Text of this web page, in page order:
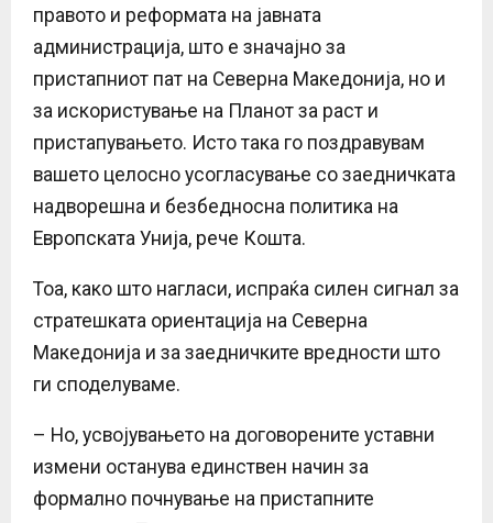
правото и реформата на јавната
администрација, што е значајно за
пристапниот пат на Северна Македонија, но и
за искористување на Планот за раст и
пристапувањето. Исто така го поздравувам
вашето целосно усогласување со заедничката
надворешна и безбедносна политика на
Европската Унија, рече Кошта.
Тоа, како што нагласи, испраќа силен сигнал за
стратешката ориентација на Северна
Македонија и за заедничките вредности што
ги споделуваме.
– Но, усвојувањето на договорените уставни
измени останува единствен начин за
формално почнување на пристапните